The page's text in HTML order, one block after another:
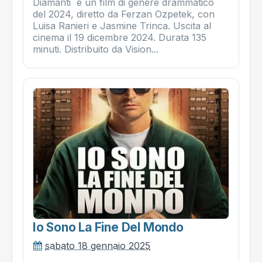
Diamanti è un film di genere drammatico
del 2024, diretto da Ferzan Ozpetek, con
Luisa Ranieri e Jasmine Trinca. Uscita al
cinema il 19 dicembre 2024. Durata 135
minuti. Distribuito da Vision...
Io Sono La Fine Del Mondo
sabato 18 gennaio 2025